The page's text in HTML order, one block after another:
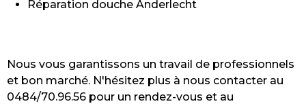
Réparation douche Anderlecht
Nous vous garantissons un travail de professionnels
et bon marché. N'hésitez plus à nous contacter au
0484/70.96.56 pour un rendez-vous et au